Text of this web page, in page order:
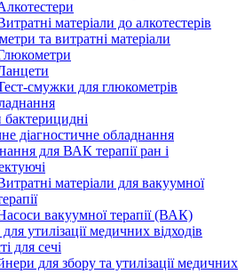
матеріали до алкотестерів
та витратні матеріали
смужки для глюкометрів
діагностичне обладнання
для ВАК терапії ран і
матеріали для вакуумної
вакуумної терапії (ВАК)
утилізації медичних відходів
для сечі
для збору та утилізації медичних